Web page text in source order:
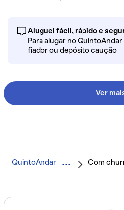
Aluguel fácil, rápido e
Para alugar no
fiador ou depósito caução
Ver
QuintoAndar Com